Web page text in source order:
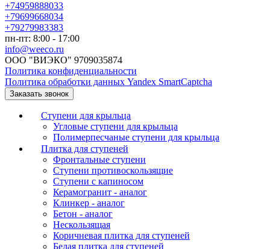
+74959888033
+79699668034
+79279983383
пн-пт: 8:00 - 17:00
info@weeco.ru
ООО "ВИЭКО" 9709035874
Политика конфиденциальности
Политика обработки данных Yandex SmartCaptcha
Заказать звонок
Ступени для крыльца
Угловые ступени для крыльца
Полимерпесчаные ступени для крыльца
Плитка для ступеней
Фронтальные ступени
Ступени противоскользящие
Ступени с капиносом
Керамогранит - аналог
Клинкер - аналог
Бетон - аналог
Нескользящая
Коричневая плитка для ступеней
Белая плитка для ступеней